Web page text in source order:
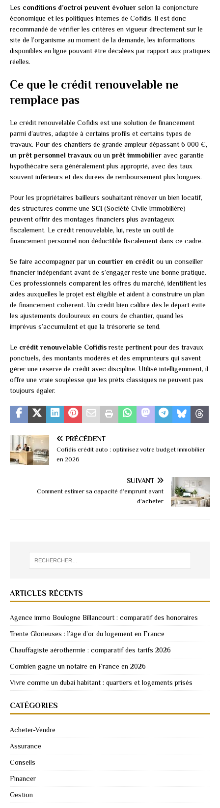
Les conditions d’octroi peuvent évoluer selon la conjoncture
économique et les politiques internes de Cofidis. Il est donc
recommandé de vérifier les critères en vigueur directement sur le
site de l’organisme au moment de la demande, les informations
disponibles en ligne pouvant être décalées par rapport aux pratiques
réelles.
Ce que le crédit renouvelable ne
remplace pas
Le crédit renouvelable Cofidis est une solution de financement
parmi d’autres, adaptée à certains profils et certains types de
travaux. Pour des chantiers de grande ampleur dépassant 6 000 €,
un prêt personnel travaux ou un prêt immobilier avec garantie
hypothécaire sera généralement plus approprié, avec des taux
souvent inférieurs et des durées de remboursement plus longues.
Pour les propriétaires bailleurs souhaitant rénover un bien locatif,
des structures comme une SCI (Société Civile Immobilière)
peuvent offrir des montages financiers plus avantageux
fiscalement. Le crédit renouvelable, lui, reste un outil de
financement personnel non déductible fiscalement dans ce cadre.
Se faire accompagner par un courtier en crédit ou un conseiller
financier indépendant avant de s’engager reste une bonne pratique.
Ces professionnels comparent les offres du marché, identifient les
aides auxquelles le projet est éligible et aident à construire un plan
de financement cohérent. Un crédit bien calibré dès le départ évite
les ajustements douloureux en cours de chantier, quand les
imprévus s’accumulent et que la trésorerie se tend.
Le crédit renouvelable Cofidisreste pertinent pour des travaux
ponctuels, des montants modérés et des emprunteurs qui savent
gérer une réserve de crédit avec discipline. Utilisé intelligemment, il
offre une vraie souplesse que les prêts classiques ne peuvent pas
toujours égaler.
PRÉCÉDENT
Cofidis crédit auto : optimisez votre budget immobilier
en 2026
SUIVANT
Comment estimer sa capacité d’emprunt avant
d’acheter
ARTICLES RÉCENTS
Agence immo Boulogne Billancourt : comparatif des honoraires
Trente Glorieuses : l’âge d’or du logement en France
Chauffagiste aérothermie : comparatif des tarifs 2026
Combien gagne un notaire en France en 2026
Vivre comme un dubai habitant : quartiers et logements prisés
CATÉGORIES
Acheter-Vendre
Assurance
Conseils
Financer
Gestion